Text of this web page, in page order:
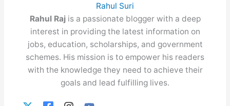
Rahul Suri
Rahul Raj is a passionate blogger with a deep
interest in providing the latest information on
jobs, education, scholarships, and government
schemes. His mission is to empower his readers
with the knowledge they need to achieve their
goals and lead fulfilling lives.